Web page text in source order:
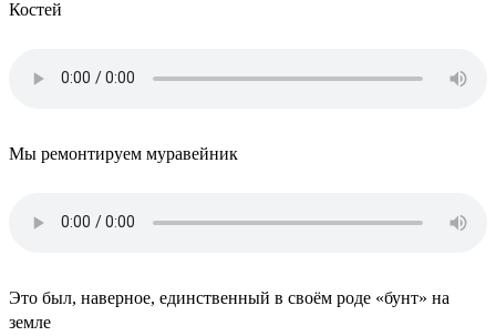
Костей
Мы ремонтируем муравейник
Это был, наверное, единственный в своём роде «бунт» на
земле